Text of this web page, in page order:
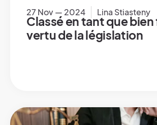
27 Nov — 2024 Lina Stiasteny
Classé en tant que bien
vertu de la législation